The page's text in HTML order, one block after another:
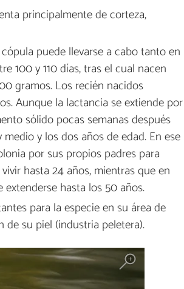
principalmente de corteza,
puede llevarse a cabo tanto en
100 y 110 días, tras el cual nacen
gramos. Los recién nacidos
Aunque la lactancia se extiende por
sólido pocas semanas después
y los dos años de edad. En ese
por sus propios padres para
hasta 24 años, mientras que en
hasta los 50 años.
para la especie en su área de
su piel (industria peletera).